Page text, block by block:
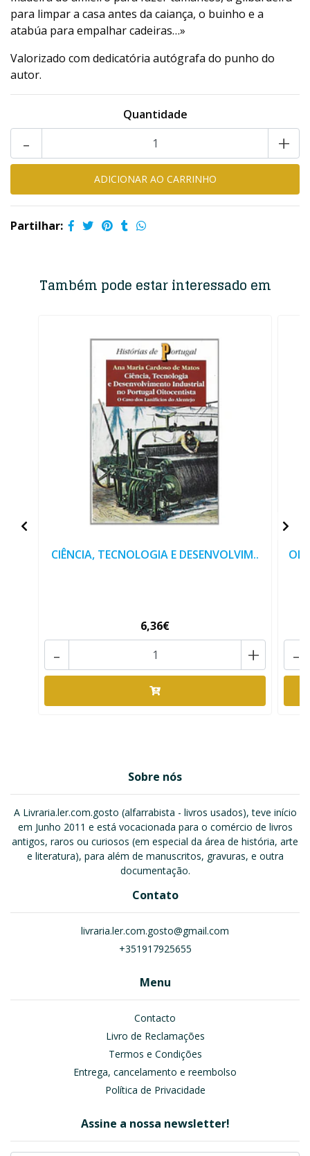
para limpar a casa antes da caiança, o buinho e a
atabúa para empalhar cadeiras…»
Valorizado com dedicatória autógrafa do punho do
autor.
Quantidade
+
-
Partilhar:
Também pode estar interessado em
CIÊNCIA, TECNOLOGIA E DESENVOLVIM..
6,36€
+
- -
Sobre nós
A Livraria.ler.com.gosto (alfarrabista - livros usados), teve início
em Junho 2011 e está vocacionada para o comércio de livros
antigos, raros ou curiosos (em especial da área de história, arte
e literatura), para além de manuscritos, gravuras, e outra
documentação.
Contato
livraria.ler.com.gosto@gmail.com
+351917925655
Menu
Contacto
Livro de Reclamações
Termos e Condições
Entrega, cancelamento e reembolso
Política de Privacidade
Assine a nossa newsletter!